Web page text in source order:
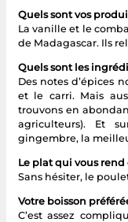
Quels sont vos
La vanille et le
de Madagascar. Ils
Quels sont les
Des notes d’épices
et le carri. Mais
trouvons en
agriculteurs). Et
gingembre, la
Le plat qui vous rend
Sans hésiter, le
Votre boisson
C’est assez